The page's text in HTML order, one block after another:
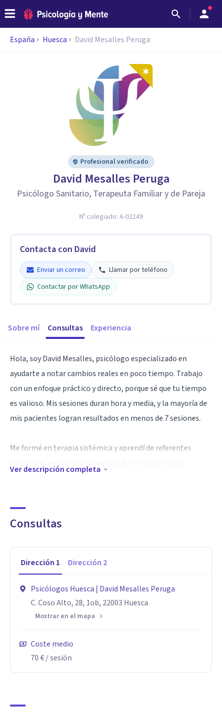
España Huesca David Mesalles Peruga
Profesional verificado
David Mesalles Peruga
Psicólogo Sanitario, Terapeuta Familiar y de Pareja
Nº colegiado: A-02249
Contacta con David
Enviar un correo
Llamar por teléfono
Contactar por WhatsApp
Sobre mí Consultas Experiencia
Hola, soy David Mesalles, psicólogo especializado en
ayudarte a notar cambios reales en poco tiempo. Trabajo
con un enfoque práctico y directo, porque sé que tu tiempo
es valioso. Mis sesiones duran hora y media, y la mayoría de
mis pacientes logran resultados en menos de 7 sesiones.
Me formé en terapia sistémica y aprendí de referentes
con tu bienestar.
proceso.
Especialidad
Especialista en Terapia Individual Breve y Terapia de Pareja
Mi práctica en Terapia Individual Breve es ideal para quienes
Ver descripción completa
Consultas
Dirección 1 Dirección 2
Psicólogos Huesca | David Mesalles Peruga
C. Coso Alto, 28, 1ob, 22003 Huesca
Mostrar en el mapa
Coste medio
70 €/ sesión